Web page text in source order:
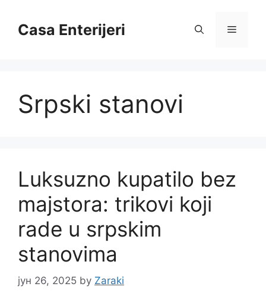
contentCasa Enterijeri Menu
Srpski stanovi
Luksuzno kupatilo bez
majstora: trikovi koji
rade u srpskim
stanovima
јун 26, 2025 by Zaraki